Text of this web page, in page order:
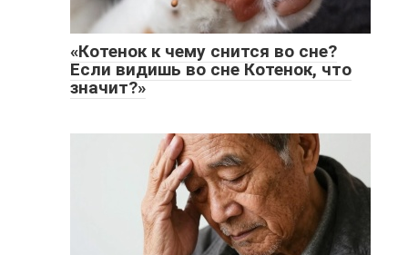
«Котенок к чему снится во сне?
Если видишь во сне Котенок, что
значит?»